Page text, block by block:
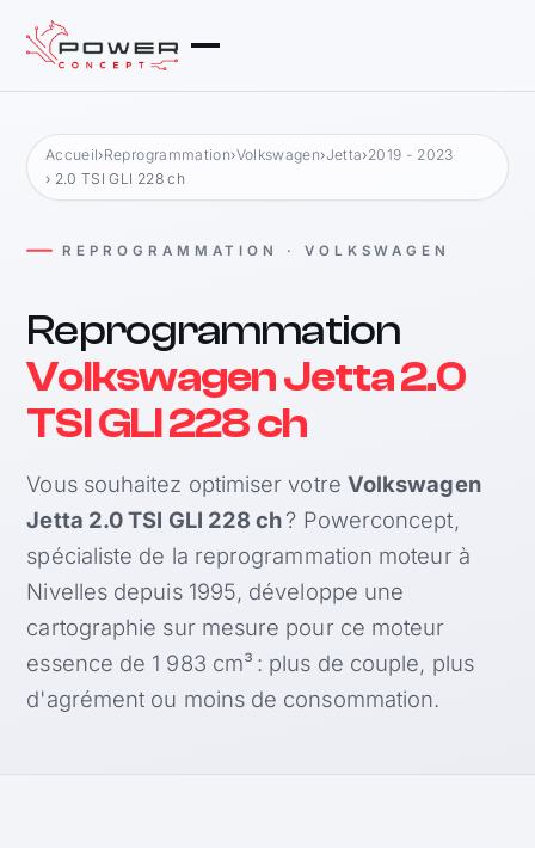
Accueil›Reprogrammation›Volkswagen›Jetta›2019 - 2023
› 2.0 TSI GLI 228 ch
REPROGRAMMATION · VOLKSWAGEN
Reprogrammation
Volkswagen Jetta 2.0
TSI GLI 228 ch
Vous souhaitez optimiser votre Volkswagen
Jetta 2.0 TSI GLI 228 ch? Powerconcept,
spécialiste de la reprogrammation moteur à
Nivelles depuis 1995, développe une
cartographie sur mesure pour ce moteur
essence de 1 983 cm³ : plus de couple, plus
d'agrément ou moins de consommation.